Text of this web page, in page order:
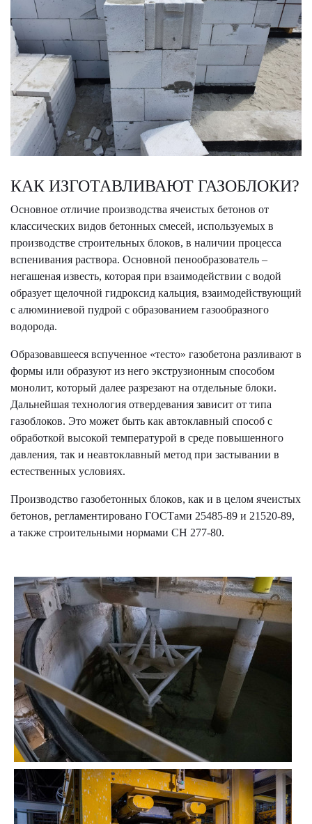
КАК ИЗГОТАВЛИВАЮТ ГАЗОБЛОКИ?
Основное отличие производства ячеистых бетонов от
классических видов бетонных смесей, используемых в
производстве строительных блоков, в наличии процесса
вспенивания раствора. Основной пенообразователь –
негашеная известь, которая при взаимодействии с водой
образует щелочной гидроксид кальция, взаимодействующий
с алюминиевой пудрой с образованием газообразного
водорода.
Образовавшееся вспученное «тесто» газобетона разливают в
формы или образуют из него экструзионным способом
монолит, который далее разрезают на отдельные блоки.
Дальнейшая технология отвердевания зависит от типа
газоблоков. Это может быть как автоклавный способ с
обработкой высокой температурой в среде повышенного
давления, так и неавтоклавный метод при застывании в
естественных условиях.
Производство газобетонных блоков, как и в целом ячеистых
бетонов, регламентировано ГОСТами 25485-89 и 21520-89,
а также строительными нормами СН 277-80.